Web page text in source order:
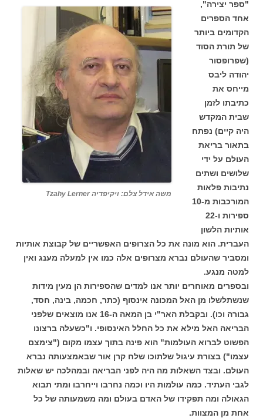
משה אידל צלם: ויקיפדיה Tzahy Lerner
"ספר יצירה",
אחד הספרים
הקדומים ביותר
של תורת הסוד
(שפרופסור
יהודה ליבס
מייחס את
כתיבתו לזמן
שבית המקדש
היה קיים) נפתח
בתאור בריאת
העולם על ידי
שלושים ושתים
נתיבות פלאות
המורכבות מ-10
ספירות ו-22
אותיות הלשון
העברית. הוא מונה את כל הצרופים האפשריים של קבוצת אותיות
ומסביר שהעולם נברא מצרופים אלה כמו אין למעלה מענג ואין
למטה מנגע.
ובספרים מאוחרים יותר אנו למדים שהספירות הן מעין מידות
שנשתלשלו מן האל המכונה אינסוף (כתר, חכמה, בינה, חסד,
גבורה וכו). ובקבלת האר"י בן המאה ה-16 אנו מוצאים שלפני
הבריאה האל מילא את כל החלל האינסופי. ו"כשעלה ברצונו
הפשוט לברוא העולמות" הוא פינה בתוך עצמו מקום ("צימצם
עצמו") בצורת עיגול שלתוכו שלח קרן אור שבאמצעותה נברא
העולם. ובצד השאלות מה היה לפני הבריאה ובמהלכה יש שאלות
לגבי העתיד. כמה עולמות היו וכמה נחרבו וייחרבו ומתי תבוא
הגאולה ומה תפקידו של האדם בעולם ומה משמעותה של כל
אחת מן המצוות.